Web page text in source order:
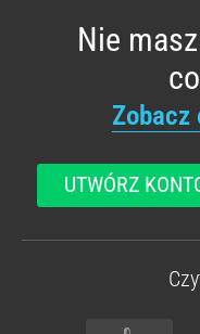
Nie
Zobacz
UTWÓRZ